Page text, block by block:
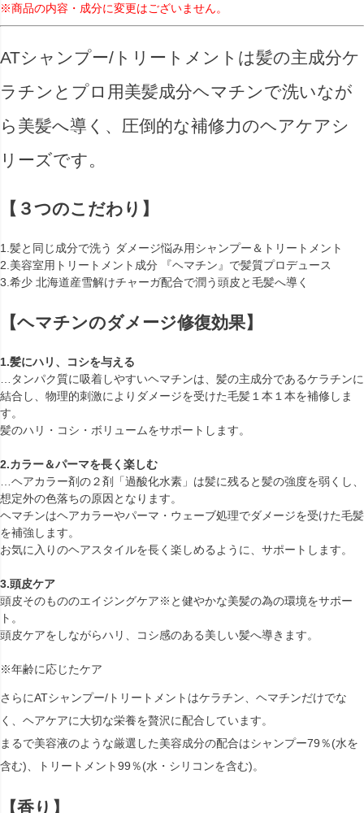
※商品の内容・成分に変更はございません。
ATシャンプー/トリートメントは髪の主成分ケ
ラチンとプロ用美髪成分ヘマチンで洗いなが
ら美髪へ導く、圧倒的な補修力のヘアケアシ
リーズです。
【３つのこだわり】
1.髪と同じ成分で洗う ダメージ悩み用シャンプー＆トリートメント
2.美容室用トリートメント成分 『ヘマチン』で髪質プロデュース
3.希少 北海道産雪解けチャーガ配合で潤う頭皮と毛髪へ導く
【ヘマチンのダメージ修復効果】
1.髪にハリ、コシを与える
…タンパク質に吸着しやすいヘマチンは、髪の主成分であるケラチンに
結合し、物理的刺激によりダメージを受けた毛髪１本１本を補修しま
す。
髪のハリ・コシ・ボリュームをサポートします。
2.カラー＆パーマを長く楽しむ
…ヘアカラー剤の２剤「過酸化水素」は髪に残ると髪の強度を弱くし、
想定外の色落ちの原因となります。
ヘマチンはヘアカラーやパーマ・ウェーブ処理でダメージを受けた毛髪
を補強します。
お気に入りのヘアスタイルを長く楽しめるように、サポートします。
3.頭皮ケア
頭皮そのもののエイジングケア※と健やかな美髪の為の環境をサポー
ト。
頭皮ケアをしながらハリ、コシ感のある美しい髪へ導きます。
※年齢に応じたケア
さらにATシャンプー/トリートメントはケラチン、ヘマチンだけでな
く、ヘアケアに大切な栄養を贅沢に配合しています。
まるで美容液のような厳選した美容成分の配合はシャンプー79％(水を
含む)、トリートメント99％(水・シリコンを含む)。
【香り】